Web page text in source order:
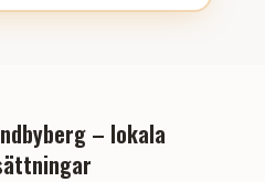
– lokala